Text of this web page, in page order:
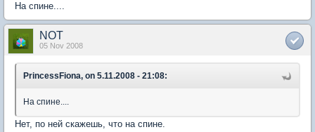
На спине....
NOT
05 Nov 2008
PrincessFiona, on 5.11.2008 - 21:08:
На спине....
Нет, по ней скажешь, что на спине.